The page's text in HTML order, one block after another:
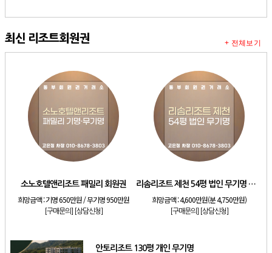
최신 리조트회원권
소노호텔앤리조트 패밀리 회원권
희망금액 :기명 650만원 / 무기명 950만원
[구매문의] [상담신청]
리솜리조트 제천 54평 법인 무기명 회원제
희망금액 :4,600만원(분 4,750만원)
[구매문의] [상담신청]
안토리조트 130평 개인 무기명
+ 전체보기